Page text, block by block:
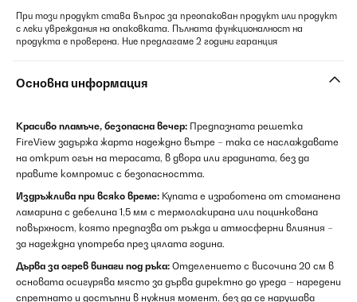
При този продукт става въпрос за преопакован продукт или продукт
с леки увреждания на опаковката. Пълната функционалност на
продукта е проверена. Ние предлагаме 2 години гаранция
Основна информация
Красиво пламъче, безопасна вечер: Предпазната решетка
FireView задържа жарта надеждно вътре – така се наслаждавате
на открит огън на терасата, в двора или градината, без да
правите компромис с безопасността.
Издръжлива при всяко време: Купата е изработена от стоманена
ламарина с дебелина 1,5 мм с термолакирана или поцинкована
повърхност, която предпазва от ръжда и атмосферни влияния –
за надеждна употреба през цялата година.
Дърва за огрев винаги под ръка: Отделението с височина 20 см в
основата осигурява място за дърва директно до уреда – наредени
спретнато и достъпни в нужния момент, без да се нарушава